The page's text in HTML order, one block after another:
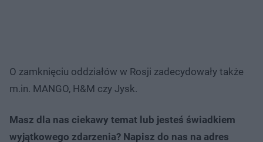
O zamknięciu oddziałów w Rosji zadecydowały także
m.in. MANGO, H&M czy Jysk.
Masz dla nas ciekawy temat lub jesteś świadkiem
wyjątkowego zdarzenia? Napisz do nas na adres